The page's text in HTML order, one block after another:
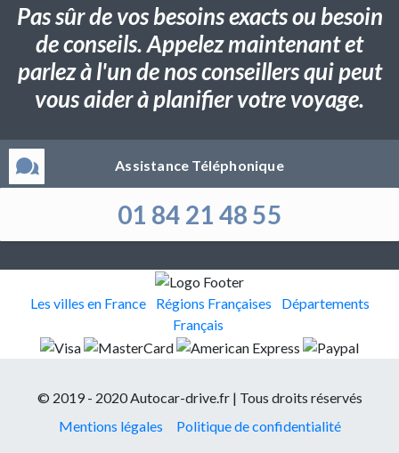
Pas sûr de vos besoins exacts ou besoin
de conseils. Appelez maintenant et
parlez à l'un de nos conseillers qui peut
vous aider à planifier votre voyage.
Assistance Téléphonique
01 84 21 48 55
Les villes en France Régions Françaises
Départements
Français
© 2019 - 2020 Autocar-drive.fr | Tous droits réservés
Mentions légales
Politique de confidentialité